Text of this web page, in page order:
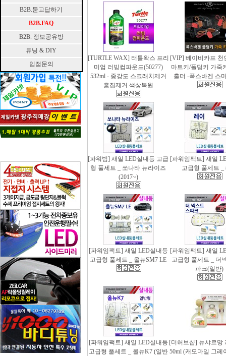
B2B.묻고답하기
B2B.FAQ
B2B. 정보공유방
튜닝 & DIY
입점문의
[TURTLE WAX] 터틀왁스 프리
미엄 러빙컴파운드(50277)
532ml - 중강도 스크래치제거
흠집제거 색상복원
[VIP] 베이비카프 천
마트키/폴딩키 가죽
홀더 -폭스바겐 스
[파워빔] 새일 LED실내등 고급
형 풀세트 _ 쏘나타 뉴라이즈
(2017~)
[파워임팩트] 새일
고급형 풀세트 _
[파워임팩트] 새일 LED실내등
고급형 풀세트 _ 올뉴SM7 LE
[파워임팩트] 새일
고급형 풀세트 _ 더
파크(일반)
[파워임팩트] 새일 LED실내등
고급형 풀세트 _ 올뉴K7 (일반
[더허브샵] 뉴샤르망
50ml (캐모마일 그레